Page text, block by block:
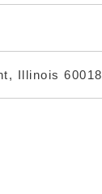
Illinois 60018